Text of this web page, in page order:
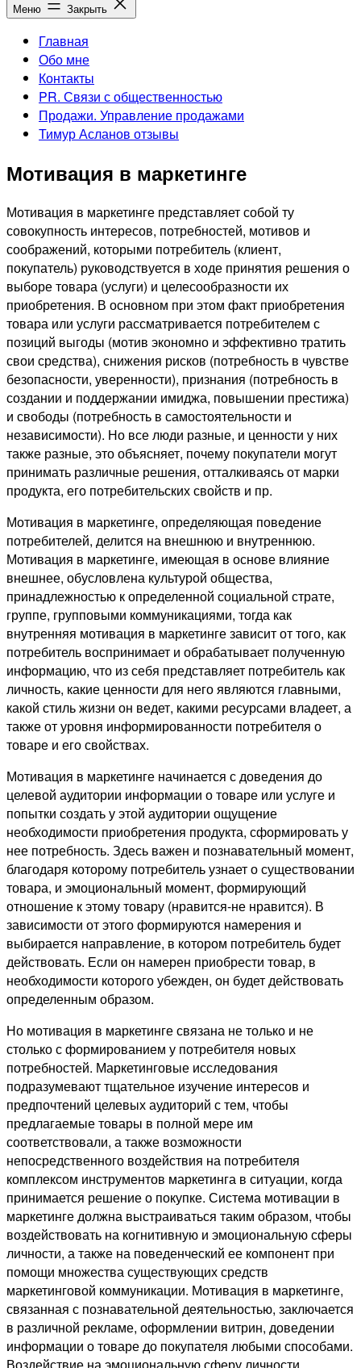
Меню Закрыть
Главная
Обо мне
Контакты
PR. Связи с общественностью
Продажи. Управление продажами
Тимур Асланов отзывы
Мотивация в маркетинге
Мотивация в маркетинге представляет собой ту
совокупность интересов, потребностей, мотивов и
соображений, которыми потребитель (клиент,
покупатель) руководствуется в ходе принятия решения о
выборе товара (услуги) и целесообразности их
приобретения. В основном при этом факт приобретения
товара или услуги рассматривается потребителем с
позиций выгоды (мотив экономно и эффективно тратить
свои средства), снижения рисков (потребность в чувстве
безопасности, уверенности), признания (потребность в
создании и поддержании имиджа, повышении престижа)
и свободы (потребность в самостоятельности и
независимости). Но все люди разные, и ценности у них
также разные, это объясняет, почему покупатели могут
принимать различные решения, отталкиваясь от марки
продукта, его потребительских свойств и пр.
Мотивация в маркетинге, определяющая поведение
потребителей, делится на внешнюю и внутреннюю.
Мотивация в маркетинге, имеющая в основе влияние
внешнее, обусловлена культурой общества,
принадлежностью к определенной социальной страте,
группе, групповыми коммуникациями, тогда как
внутренняя мотивация в маркетинге зависит от того, как
потребитель воспринимает и обрабатывает полученную
информацию, что из себя представляет потребитель как
личность, какие ценности для него являются главными,
какой стиль жизни он ведет, какими ресурсами владеет, а
также от уровня информированности потребителя о
товаре и его свойствах.
Мотивация в маркетинге начинается с доведения до
целевой аудитории информации о товаре или услуге и
попытки создать у этой аудитории ощущение
необходимости приобретения продукта, сформировать у
нее потребность. Здесь важен и познавательный момент,
благодаря которому потребитель узнает о существовании
товара, и эмоциональный момент, формирующий
отношение к этому товару (нравится-не нравится). В
зависимости от этого формируются намерения и
выбирается направление, в котором потребитель будет
действовать. Если он намерен приобрести товар, в
необходимости которого убежден, он будет действовать
определенным образом.
Но мотивация в маркетинге связана не только и не
столько с формированием у потребителя новых
потребностей. Маркетинговые исследования
подразумевают тщательное изучение интересов и
предпочтений целевых аудиторий с тем, чтобы
предлагаемые товары в полной мере им
соответствовали, а также возможности
непосредственного воздействия на потребителя
комплексом инструментов маркетинга в ситуации, когда
принимается решение о покупке. Система мотивации в
маркетинге должна выстраиваться таким образом, чтобы
воздействовать на когнитивную и эмоциональную сферы
личности, а также на поведенческий ее компонент при
помощи множества существующих средств
маркетинговой коммуникации. Мотивация в маркетинге,
связанная с познавательной деятельностью, заключается
в различной рекламе, оформлении витрин, доведении
информации о товаре до покупателя любыми способами.
Воздействие на эмоциональную сферу личности